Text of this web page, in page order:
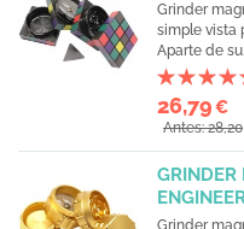
Grinder
simple vista
Aparte de
26,79€
Antes: 28,20
GRINDER
Grinder